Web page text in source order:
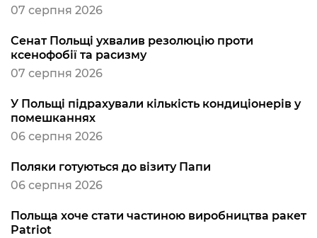
07 серпня 2026
Сенат Польщі ухвалив резолюцію проти
ксенофобії та расизму
07 серпня 2026
У Польщі підрахували кількість кондиціонерів у
помешканнях
06 серпня 2026
Поляки готуються до візиту Папи
06 серпня 2026
Польща хоче стати частиною виробництва ракет
Patriot